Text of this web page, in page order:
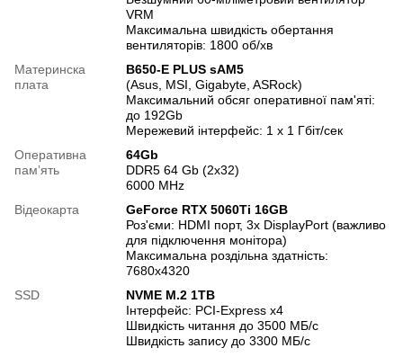
VRM
Максимальна швидкість обертання
вентиляторів: 1800 об/хв
Материнска
плата
B650-E PLUS sAM5
(Asus, MSI, Gigabyte, ASRock)
Максимальний обсяг оперативної пам'яті:
до 192Gb
Мережевий інтерфейс: 1 х 1 Гбіт/сек
Оперативна
памʼять
64Gb
DDR5 64 Gb (2x32)
6000 MHz
Відеокарта
GeForce RTX 5060Ti 16GB
Роз'єми: HDMI порт, 3х DisplayPort (важливо
для підключення монітора)
Максимальна роздільна здатність:
7680x4320
SSD
NVME M.2 1TB
Інтерфейс: PCI-Express x4
Швидкість читання до 3500 МБ/с
Швидкість запису до 3300 МБ/с